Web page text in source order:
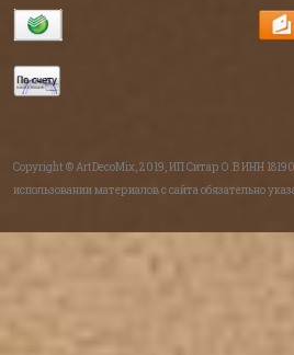
Copyright © ArtDecoMix, 2019, ИП Ситар О.В ИНН
использовании материалов с сайта обязательно